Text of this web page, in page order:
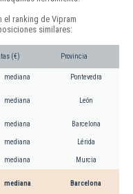
ranking de Vipram
similares:
(€) Provincia
mediana Pontevedra
mediana León
mediana Barcelona
mediana Lérida
mediana Murcia
mediana Barcelona